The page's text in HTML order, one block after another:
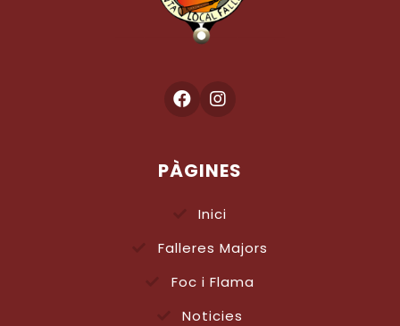
PÀGINES
Inici
Falleres Majors
Foc i Flama
Noticies